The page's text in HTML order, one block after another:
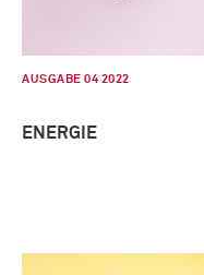
AUSGABE 04 2022
ENERGIE